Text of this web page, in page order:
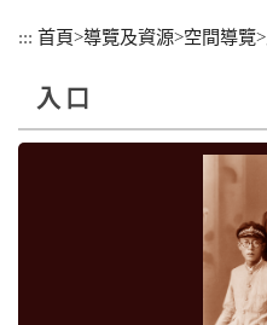
::: 首頁>導覽及資源>空間導覽>
入口